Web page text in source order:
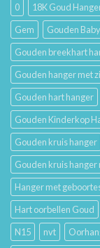
0 18K Goud
Gem
Gouden
Gouden breekhart
Gouden hanger met
Gouden hart hanger
Gouden Kinderkop
Gouden kruis hanger
Gouden kruis hanger
Hanger met
Hart oorbellen Goud
N15
nvt